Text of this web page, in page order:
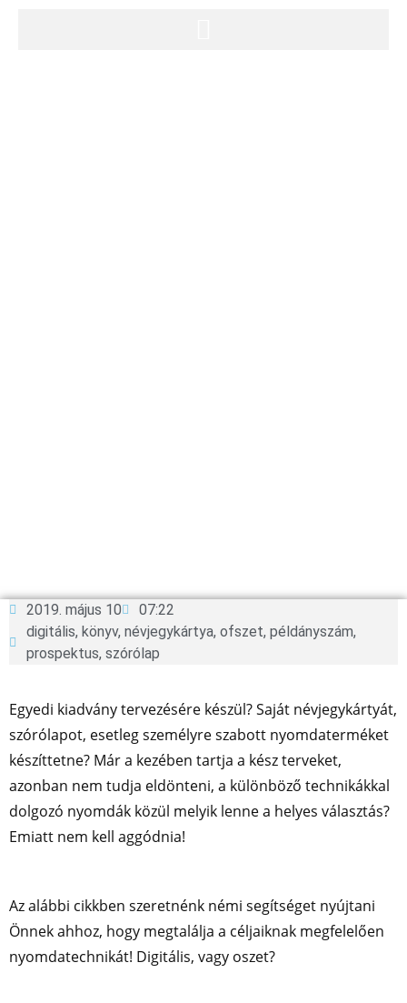
2019. május 10
07:22
digitális, könyv, névjegykártya, ofszet, példányszám,
prospektus, szórólap
Egyedi kiadvány tervezésére készül? Saját névjegykártyát,
szórólapot, esetleg személyre szabott nyomdaterméket
készíttetne? Már a kezében tartja a kész terveket,
azonban nem tudja eldönteni, a különböző technikákkal
dolgozó nyomdák közül melyik lenne a helyes választás?
Emiatt nem kell aggódnia!
Az alábbi cikkben szeretnénk némi segítséget nyújtani
Önnek ahhoz, hogy megtalálja a céljaiknak megfelelően
nyomdatechnikát! Digitális, vagy oszet?